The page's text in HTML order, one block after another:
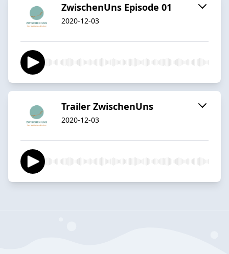
ZwischenUns Episode 01
2020-12-03
Trailer ZwischenUns
2020-12-03